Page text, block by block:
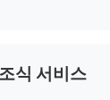
식 서비스